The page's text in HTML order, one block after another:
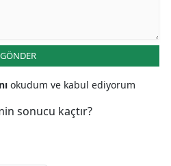
GÖNDER
okudum ve kabul ediyorum
sonucu kaçtır?